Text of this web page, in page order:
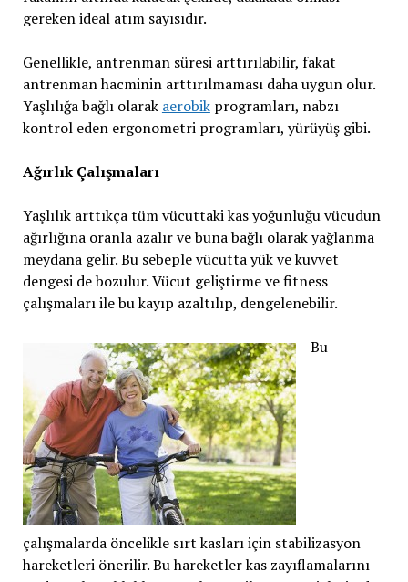
gereken ideal atım sayısıdır.
Genellikle, antrenman süresi arttırılabilir, fakat
antrenman hacminin arttırılmaması daha uygun olur.
Yaşlılığa bağlı olarak aerobikprogramları, nabzı
kontrol eden ergonometri programları, yürüyüş gibi.
Ağırlık Çalışmaları
Yaşlılık arttıkça tüm vücuttaki kas yoğunluğu vücudun
ağırlığına oranla azalır ve buna bağlı olarak yağlanma
meydana gelir. Bu sebeple vücutta yük ve kuvvet
dengesi de bozulur. Vücut geliştirme ve fitness
çalışmaları ile bu kayıp azaltılıp, dengelenebilir.
Bu
çalışmalarda öncelikle sırt kasları için stabilizasyon
hareketleri önerilir. Bu hareketler kas zayıflamalarını